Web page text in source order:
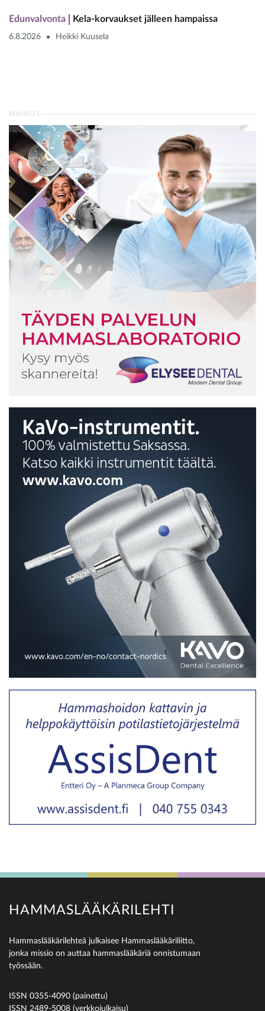
Edunvalvonta Kela-korvaukset jälleen hampaissa
6.8.2026 Heikki Kuusela
MAINOS
HAMMASLÄÄKÄRILEHTI
Hammaslääkärilehteä julkaisee Hammaslääkäriliitto,
jonka missio on auttaa hammaslääkäriä onnistumaan
työssään.
ISSN 0355-4090 (painettu)
ISSN 2489-5008 (verkkojulkaisu)